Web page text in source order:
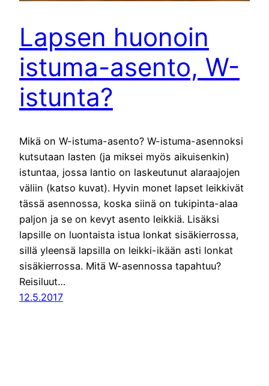
Lapsen huonoin
istuma-asento, W-
istunta?
Mikä on W-istuma-asento? W-istuma-asennoksi
kutsutaan lasten (ja miksei myös aikuisenkin)
istuntaa, jossa lantio on laskeutunut alaraajojen
väliin (katso kuvat). Hyvin monet lapset leikkivät
tässä asennossa, koska siinä on tukipinta-alaa
paljon ja se on kevyt asento leikkiä. Lisäksi
lapsille on luontaista istua lonkat sisäkierrossa,
sillä yleensä lapsilla on leikki-ikään asti lonkat
sisäkierrossa. Mitä W-asennossa tapahtuu?
Reisiluut…
12.5.2017